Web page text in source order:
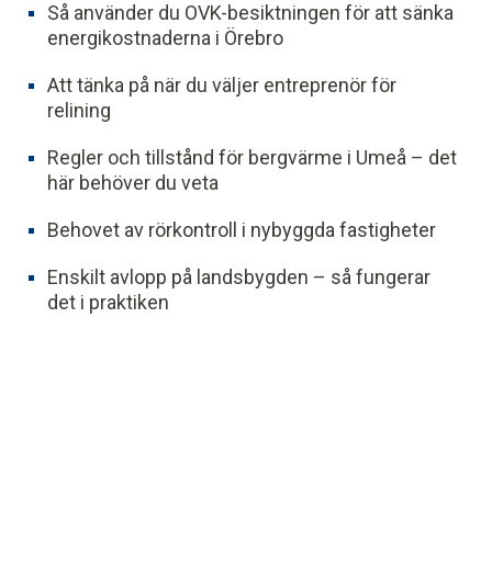
Så använder du OVK-besiktningen för att sänka
energikostnaderna i Örebro
Att tänka på när du väljer entreprenör för
relining
Regler och tillstånd för bergvärme i Umeå – det
här behöver du veta
Behovet av rörkontroll i nybyggda fastigheter
Enskilt avlopp på landsbygden – så fungerar
det i praktiken